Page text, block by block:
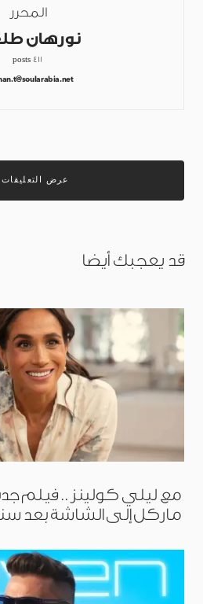
المحرر
نورهان
411 posts
عرض التعليقات
قد يعجبك أيضا
مع ليلي كولينز.. فيلم
ماركل إلى الشاشة بعد